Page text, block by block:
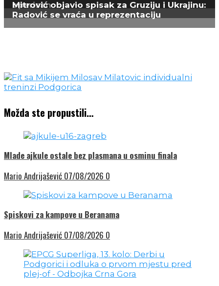
operisan
Mitrović objavio spisak za Gruziju i Ukrajinu:
Radović se vraća u reprezentaciju
Možda ste propustili…
Mlade ajkule ostale bez plasmana u osminu finala
Mario Andrijašević 07/08/2026 0
Spiskovi za kampove u Beranama
Mario Andrijašević 07/08/2026 0